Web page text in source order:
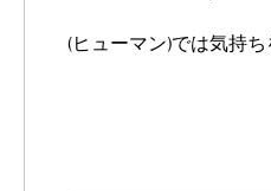
(ヒューマン)では気持